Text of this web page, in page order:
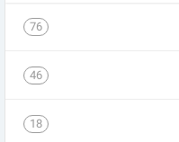
76
46
18